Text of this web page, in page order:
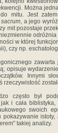
Można
mitu. Jest zatem
sacrum, a jego
mit pozostaje
w której
czy np.
opisuje
Innymi
często był
i cała
swoich
takiej analizy.